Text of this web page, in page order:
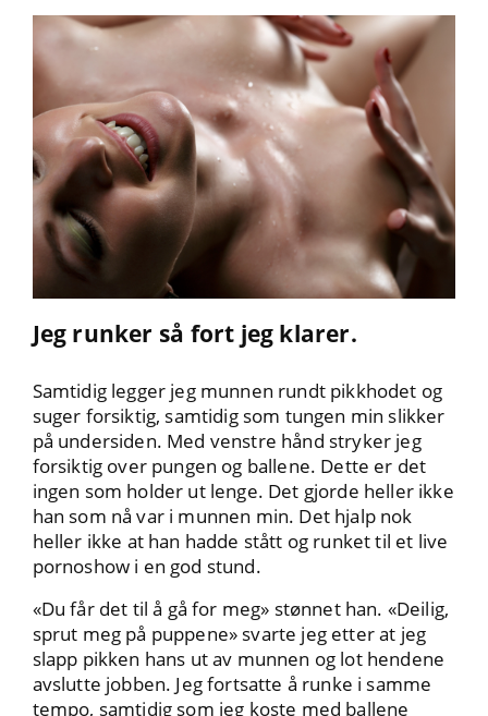
Jeg runker så fort jeg klarer.
Samtidig legger jeg munnen rundt pikkhodet og
suger forsiktig, samtidig som tungen min slikker
på undersiden. Med venstre hånd stryker jeg
forsiktig over pungen og ballene. Dette er det
ingen som holder ut lenge. Det gjorde heller ikke
han som nå var i munnen min. Det hjalp nok
heller ikke at han hadde stått og runket til et live
pornoshow i en god stund.
«Du får det til å gå for meg» stønnet han. «Deilig,
sprut meg på puppene» svarte jeg etter at jeg
slapp pikken hans ut av munnen og lot hendene
avslutte jobben. Jeg fortsatte å runke i samme
tempo, samtidig som jeg koste med ballene